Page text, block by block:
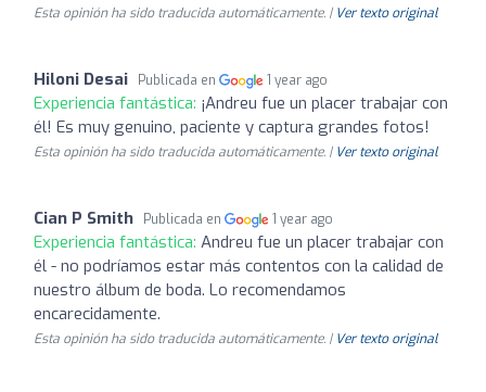
Esta opinión ha sido traducida automáticamente. | Ver texto original
Hiloni Desai Publicada en 1 year ago
Experiencia fantástica: ¡Andreu fue un placer trabajar con
él! Es muy genuino, paciente y captura grandes fotos!
Esta opinión ha sido traducida automáticamente. | Ver texto original
Cian P Smith Publicada en 1 year ago
Experiencia fantástica: Andreu fue un placer trabajar con
él - no podríamos estar más contentos con la calidad de
nuestro álbum de boda. Lo recomendamos
encarecidamente.
Esta opinión ha sido traducida automáticamente. | Ver texto original